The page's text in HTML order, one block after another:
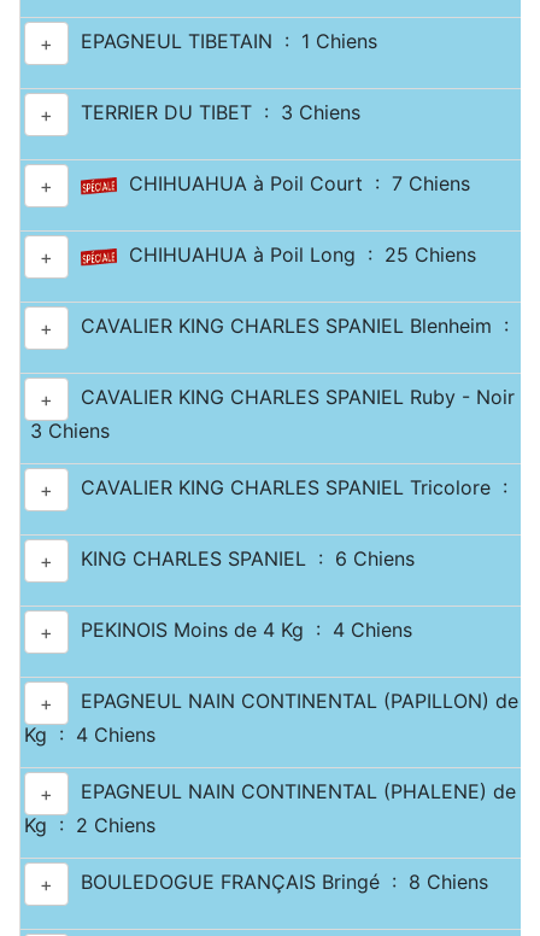
+ EPAGNEUL TIBETAIN : 1 Chiens
+ TERRIER DU TIBET : 3 Chiens
+ CHIHUAHUA à Poil Court : 7 Chiens
+ CHIHUAHUA à Poil Long : 25 Chiens
+ CAVALIER KING CHARLES SPANIEL Blenheim :
+
CAVALIER KING CHARLES SPANIEL Ruby - Noir
3 Chiens
+ CAVALIER KING CHARLES SPANIEL Tricolore : 3
+ KING CHARLES SPANIEL : 6 Chiens
+ PEKINOIS Moins de 4 Kg : 4 Chiens
+
EPAGNEUL NAIN CONTINENTAL (PAPILLON) de
Kg : 4 Chiens
+
EPAGNEUL NAIN CONTINENTAL (PHALENE) de
Kg : 2 Chiens
+ BOULEDOGUE FRANÇAIS Bringé : 8 Chiens